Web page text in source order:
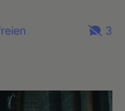
3